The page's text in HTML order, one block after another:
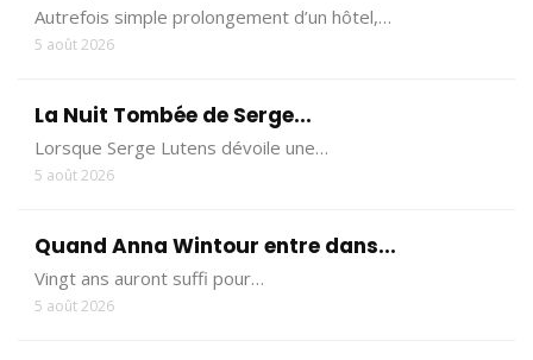
Autrefois simple prolongement d’un hôtel,…
5 août 2026
La Nuit Tombée de Serge...
Lorsque Serge Lutens dévoile une…
5 août 2026
Quand Anna Wintour entre dans...
Vingt ans auront suffi pour…
5 août 2026